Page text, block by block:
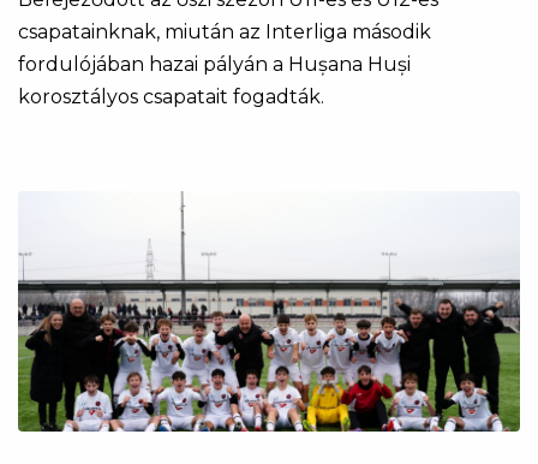
csapatainknak, miután az Interliga második
fordulójában hazai pályán a Hușana Huși
korosztályos csapatait fogadták.